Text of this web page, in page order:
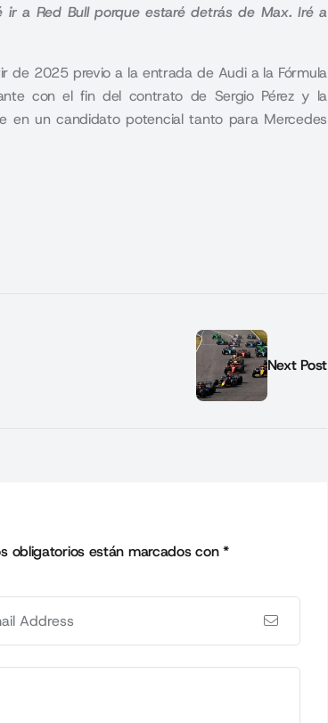
ir a Red Bull porque estaré detrás de Max. Iré a
de 2025 previo a la entrada de Audi a la Fórmula
con el fin del contrato de Sergio Pérez y la
en un candidato potencial tanto para Mercedes
Next Post
obligatorios están marcados con*